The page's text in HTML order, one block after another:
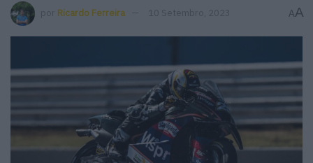
por Ricardo Ferreira 10 Setembro, 2023 AA